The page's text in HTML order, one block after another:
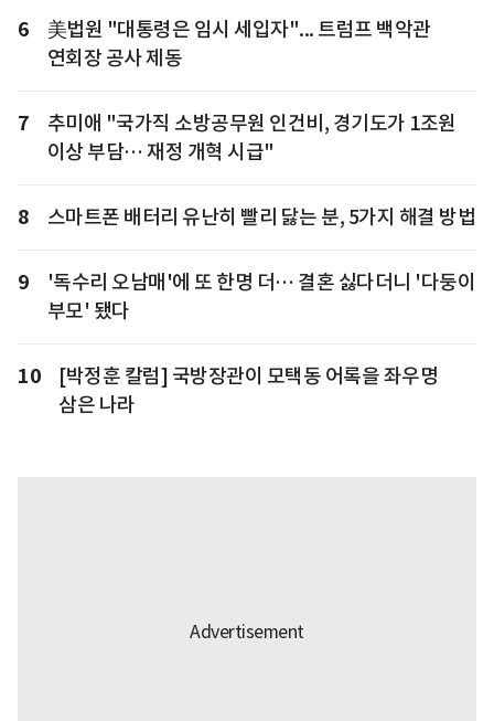
6
美법원 "대통령은 임시 세입자"... 트럼프 백악관
연회장 공사 제동
7
추미애 "국가직 소방공무원 인건비, 경기도가 1조원
이상 부담… 재정 개혁 시급"
8 스마트폰 배터리 유난히 빨리 닳는 분, 5가지 해결 방법
9
'독수리 오남매'에 또 한명 더… 결혼 싫다더니 '다둥이
부모' 됐다
10
[박정훈 칼럼] 국방장관이 모택동 어록을 좌우명
삼은 나라